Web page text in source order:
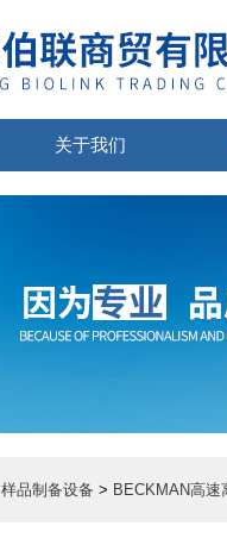
关于我们
样品制备设备 > BECKMAN高速